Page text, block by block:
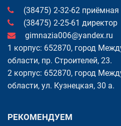
(38475) 2-32-62 приёмная
(38475) 2-25-61 директор
gimnazia006@yandex.ru
1 корпус: 652870, город
области, пр. Cтроителей, 23.
2 корпус: 652870, город
области, ул. Кузнецкая, 30 а.
РЕКОМЕНДУЕМ